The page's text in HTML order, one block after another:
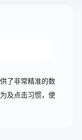
了非常精准的数
及点击习惯，使